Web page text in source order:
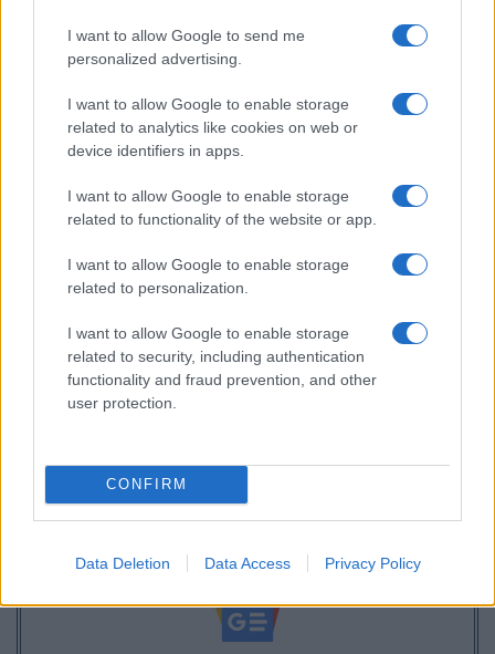
I want to allow Google to send me
personalized advertising.
I want to allow Google to enable storage
related to analytics like cookies on web or
device identifiers in apps.
I want to allow Google to enable storage
related to functionality of the website or app.
I want to allow Google to enable storage
related to personalization.
I want to allow Google to enable storage
related to security, including authentication
functionality and fraud prevention, and other
user protection.
CONFIRM
Data Deletion Data Access Privacy Policy
Το σκάφος που βυθίστηκε στο Στενό του Καφηρέα στην
Εύβοια, ξεκίνησε από τη Σμύρνη και κανείς από τους
επιβαίνοντας δεν φορούσε σωσίβιο. Όπως δήλωσαν οι
μετανάστες στο ιστιοφόρο επέβαιναν συνολικά 68
άτομα. Πρόκειται για μετανάστες από το Αφγανιστάν, την
Αίγυπτο και το Ιράν.